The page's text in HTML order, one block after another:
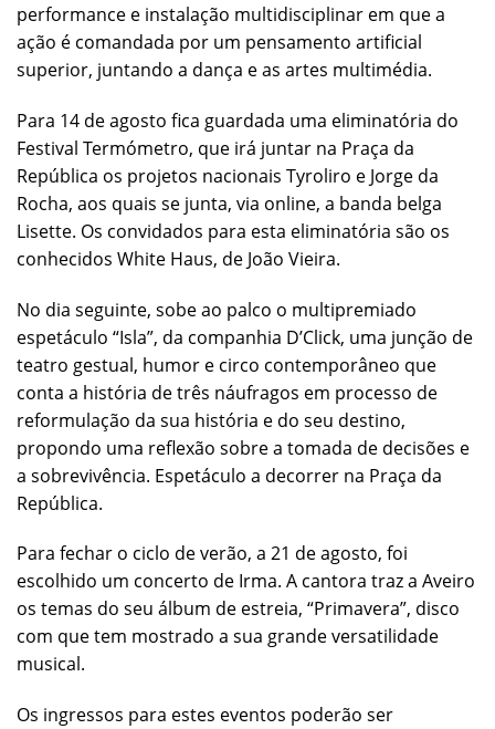
performance e instalação multidisciplinar em que a
ação é comandada por um pensamento artificial
superior, juntando a dança e as artes multimédia.
Para 14 de agosto fica guardada uma eliminatória do
Festival Termómetro, que irá juntar na Praça da
República os projetos nacionais Tyroliro e Jorge da
Rocha, aos quais se junta, via online, a banda belga
Lisette. Os convidados para esta eliminatória são os
conhecidos White Haus, de João Vieira.
No dia seguinte, sobe ao palco o multipremiado
espetáculo “Isla”, da companhia D’Click, uma junção de
teatro gestual, humor e circo contemporâneo que
conta a história de três náufragos em processo de
reformulação da sua história e do seu destino,
propondo uma reflexão sobre a tomada de decisões e
a sobrevivência. Espetáculo a decorrer na Praça da
República.
Para fechar o ciclo de verão, a 21 de agosto, foi
escolhido um concerto de Irma. A cantora traz a Aveiro
os temas do seu álbum de estreia, “Primavera”, disco
com que tem mostrado a sua grande versatilidade
musical.
Os ingressos para estes eventos poderão ser